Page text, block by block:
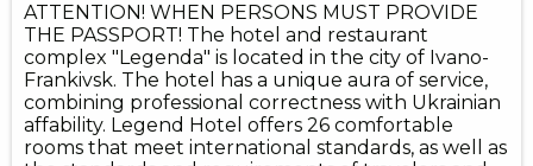
ATTENTION! WHEN PERSONS MUST PROVIDE
THE PASSPORT! The hotel and restaurant
complex "Legenda" is located in the city of Ivano-
Frankivsk. The hotel has a unique aura of service,
combining professional correctness with Ukrainian
affability. Legend Hotel offers 26 comfortable
rooms that meet international standards, as well as